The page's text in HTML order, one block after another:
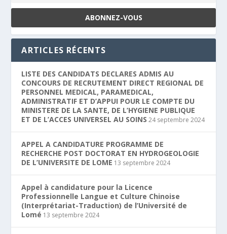
ARTICLES RÉCENTS
LISTE DES CANDIDATS DECLARES ADMIS AU
CONCOURS DE RECRUTEMENT DIRECT REGIONAL DE
PERSONNEL MEDICAL, PARAMEDICAL,
ADMINISTRATIF ET D’APPUI POUR LE COMPTE DU
MINISTERE DE LA SANTE, DE L’HYGIENE PUBLIQUE
ET DE L’ACCES UNIVERSEL AU SOINS 24 septembre 2024
APPEL A CANDIDATURE PROGRAMME DE
RECHERCHE POST DOCTORAT EN HYDROGEOLOGIE
DE L’UNIVERSITE DE LOME 13 septembre 2024
Appel à candidature pour la Licence
Professionnelle Langue et Culture Chinoise
(Interprétariat-Traduction) de l’Université de
Lomé 13 septembre 2024